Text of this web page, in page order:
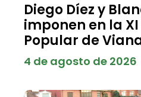
Diego Díez y
imponen en la
Popular de
4 de agosto de 2026